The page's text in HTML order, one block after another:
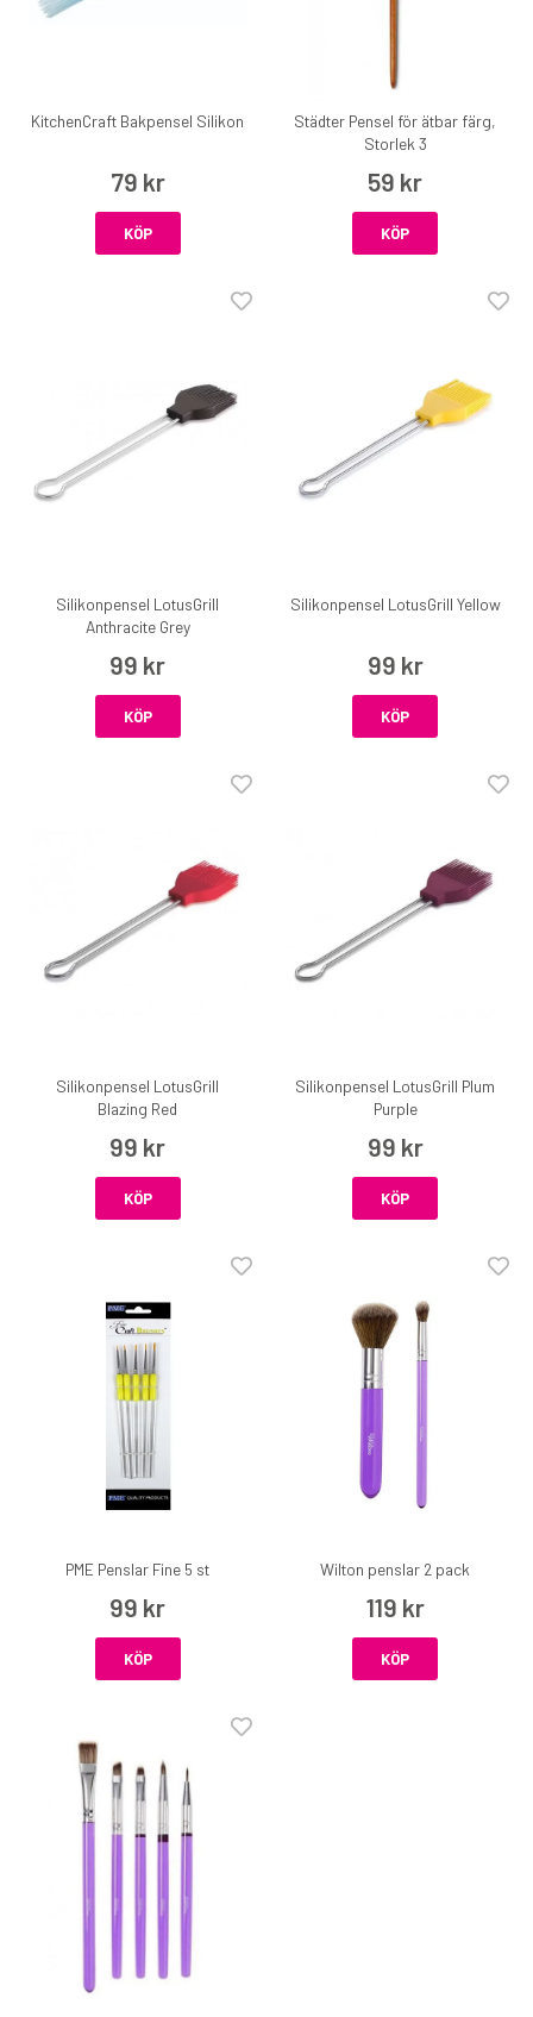
KitchenCraft Bakpensel Silikon
79 kr
KÖP
Städter Pensel för ätbar färg,
Storlek 3
59 kr
KÖP
Silikonpensel LotusGrill
Anthracite Grey
99 kr
KÖP
Silikonpensel LotusGrill Yellow
99 kr
KÖP
Silikonpensel LotusGrill
Blazing Red
99 kr
KÖP
Silikonpensel LotusGrill Plum
Purple
99 kr
KÖP
PME Penslar Fine 5 st
99 kr
KÖP
Wilton penslar 2 pack
119 kr
KÖP